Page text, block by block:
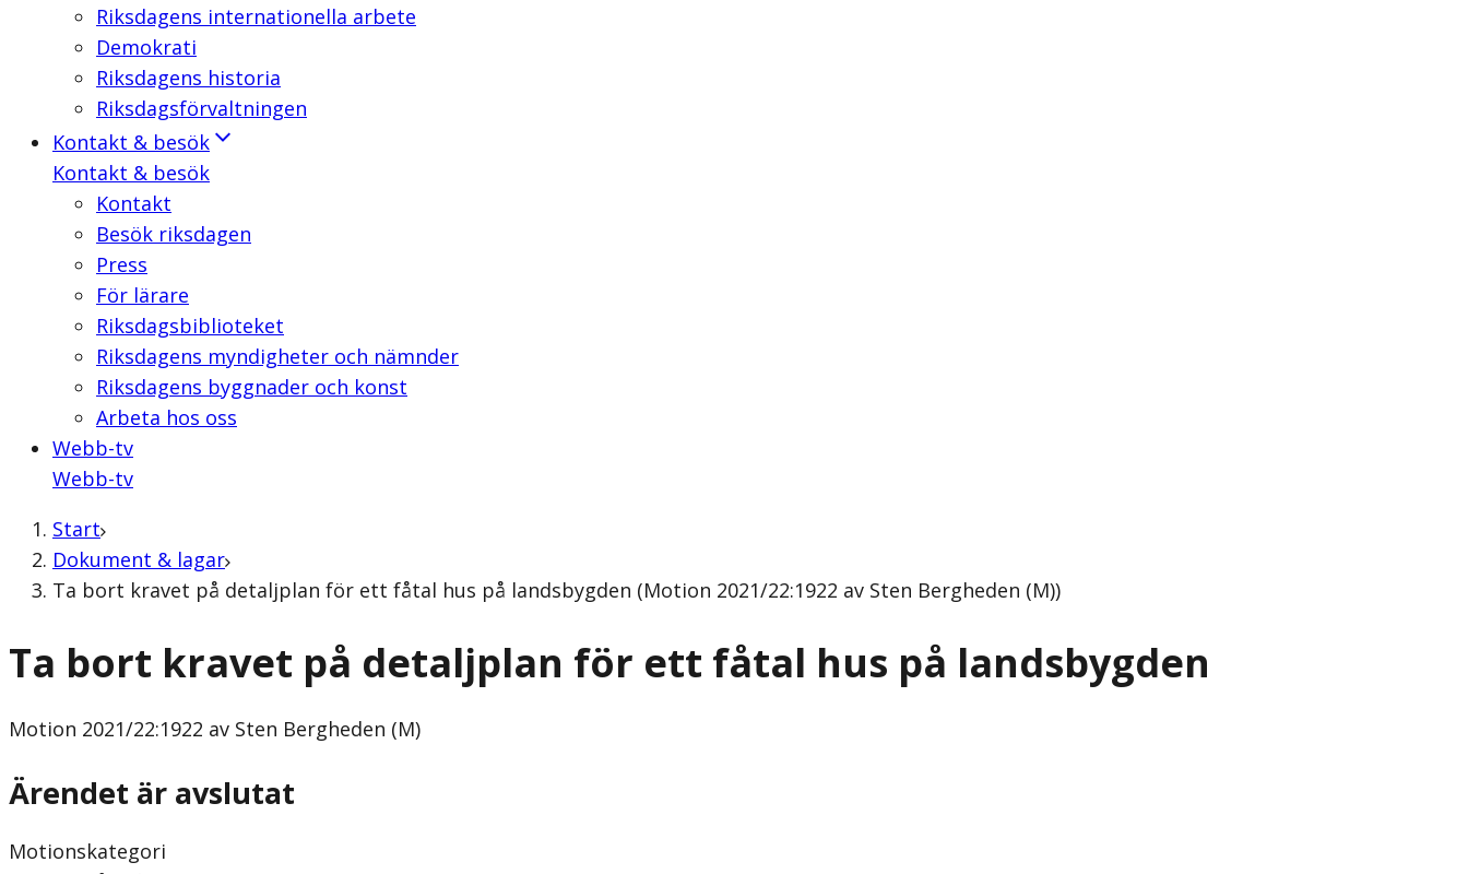
Riksdagens internationella arbete
Demokrati
Riksdagens historia
Riksdagsförvaltningen
Kontakt & besök
Kontakt & besök
Kontakt
Besök riksdagen
Press
För lärare
Riksdagsbiblioteket
Riksdagens myndigheter och nämnder
Riksdagens byggnader och konst
Arbeta hos oss
Webb-tv
Webb-tv
Start
Dokument & lagar
Ta bort kravet på detaljplan för ett fåtal hus på landsbygden (Motion 2021/22:1922 av Sten Bergheden (M))
Ta bort kravet på detaljplan för ett fåtal hus på landsbygden
Motion 2021/22:1922 av Sten Bergheden (M)
Ärendet är avslutat
Motionskategori